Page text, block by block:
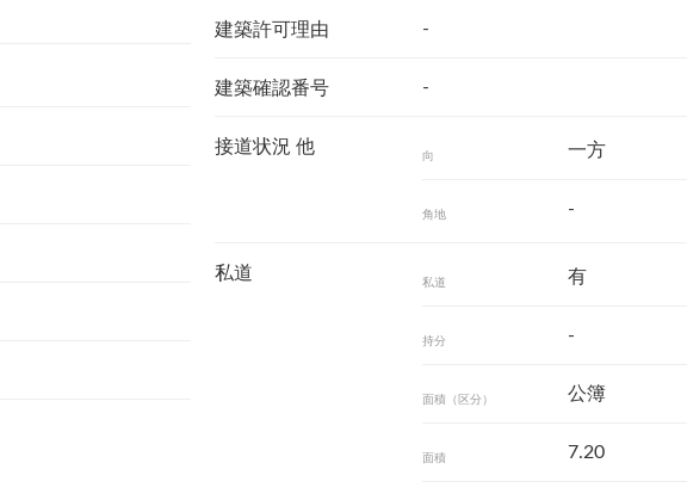
建築許可理由 -
建築確認番号 -
接道状況 他 向 一方
角地 -
私道 私道 有
持分 -
面積（区分） 公簿
面積 7.20